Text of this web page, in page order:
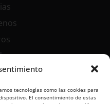
tecnologías como las cookies para
El consentimiento de estas